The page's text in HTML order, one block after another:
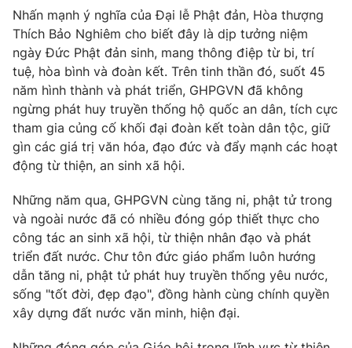
Nhấn mạnh ý nghĩa của Đại lễ Phật đản, Hòa thượng
Thích Bảo Nghiêm cho biết đây là dịp tưởng niệm
ngày Đức Phật đản sinh, mang thông điệp từ bi, trí
tuệ, hòa bình và đoàn kết. Trên tinh thần đó, suốt 45
năm hình thành và phát triển, GHPGVN đã không
ngừng phát huy truyền thống hộ quốc an dân, tích cực
tham gia củng cố khối đại đoàn kết toàn dân tộc, giữ
gìn các giá trị văn hóa, đạo đức và đẩy mạnh các hoạt
động từ thiện, an sinh xã hội.
Những năm qua, GHPGVN cùng tăng ni, phật tử trong
và ngoài nước đã có nhiều đóng góp thiết thực cho
công tác an sinh xã hội, từ thiện nhân đạo và phát
triển đất nước. Chư tôn đức giáo phẩm luôn hướng
dẫn tăng ni, phật tử phát huy truyền thống yêu nước,
sống "tốt đời, đẹp đạo", đồng hành cùng chính quyền
xây dựng đất nước văn minh, hiện đại.